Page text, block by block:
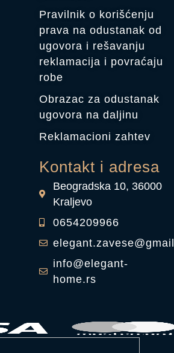
Pravilnik o korišćenju
prava na odustanak od
ugovora i rešavanju
reklamacija i povraćaju
robe
Obrazac za odustanak
ugovora na daljinu
Reklamacioni zahtev
Kontakt i adresa
Beogradska 10, 36000
Kraljevo
0654209966
info@elegant-
home.rs